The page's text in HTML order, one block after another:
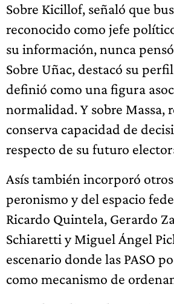
Sobre Kicillof, señaló que
reconocido como jefe
su información, nunca
Sobre Uñac, destacó su
definió como una figura
normalidad. Y sobre Massa,
conserva capacidad de
respecto de su futuro
Asís también incorporó
peronismo y del espacio
Ricardo Quintela, Gerardo
Schiaretti y Miguel Ángel
escenario donde las PASO
como mecanismo de